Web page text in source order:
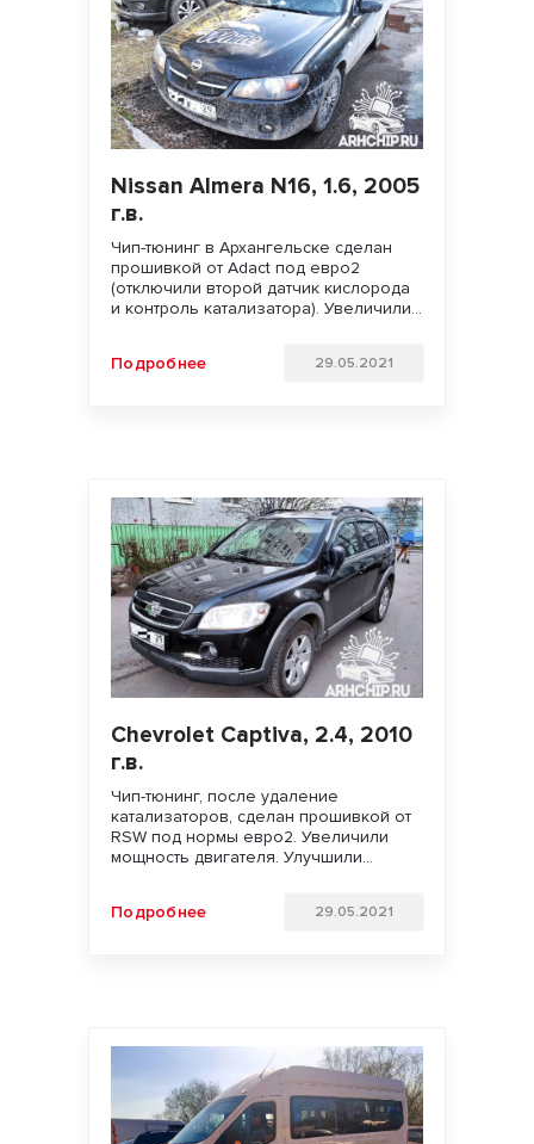
Nissan Almera N16, 1.6, 2005
г.в.
Чип-тюнинг в Архангельске сделан
прошивкой от Adact под евро2
(отключили второй датчик кислорода
и контроль катализатора). Увеличили
педали газа. Удачи на дорогах!!!
Подробнее 29.05.2021
Chevrolet Captiva, 2.4, 2010
г.в.
Чип-тюнинг, после удаление
катализаторов, сделан прошивкой от
RSW под нормы евро2. Увеличили
мощность двигателя. Улучшили
Подробнее 29.05.2021